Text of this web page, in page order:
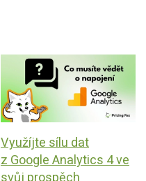
Využíjte sílu dat
z Google Analytics 4 ve
svůj prospěch